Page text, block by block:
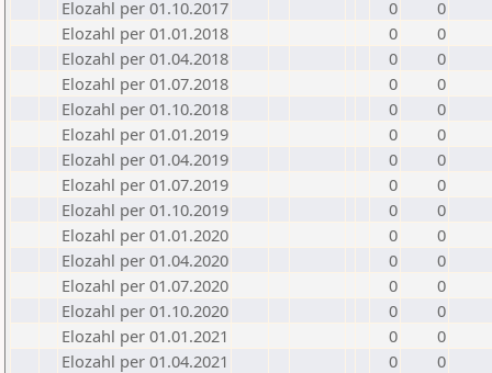
Elozahl per 01.10.2017
0
0
Elozahl per 01.01.2018
0
0
Elozahl per 01.04.2018
0
0
Elozahl per 01.07.2018
0
0
Elozahl per 01.10.2018
0
0
Elozahl per 01.01.2019
0
0
Elozahl per 01.04.2019
0
0
Elozahl per 01.07.2019
0
0
Elozahl per 01.10.2019
0
0
Elozahl per 01.01.2020
0
0
Elozahl per 01.04.2020
0
0
Elozahl per 01.07.2020
0
0
Elozahl per 01.10.2020
0
0
Elozahl per 01.01.2021
0
0
Elozahl per 01.04.2021
0
0